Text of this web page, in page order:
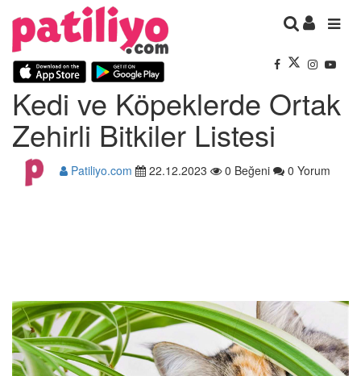
Kedi ve Köpeklerde Ortak
Zehirli Bitkiler Listesi
Patiliyo.com 22.12.2023 0 Beğeni 0 Yorum